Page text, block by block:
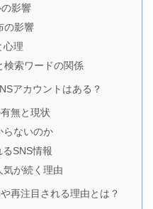
影響
の影響
心理
検索ワードの関係
アカウントはある？
無と現状
らないのか
SNS情報
気が続く理由
再注目される理由とは？